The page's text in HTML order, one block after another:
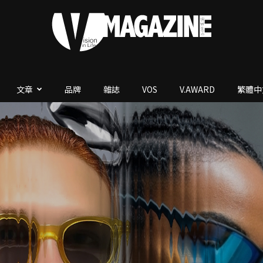
V.Magazine
文章 品牌 雜誌 VOS V.AWARD 繁體